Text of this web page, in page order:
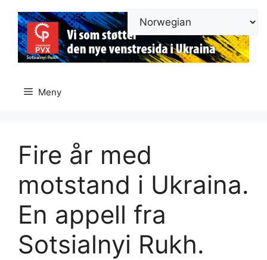
innhold
Meny
Fire år med
motstand i Ukraina.
En appell fra
Sotsialnyi Rukh.